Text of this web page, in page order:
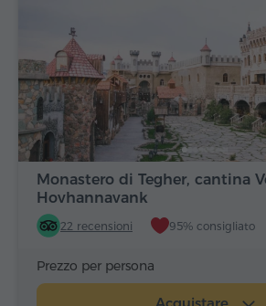
Monastero di Tegher, cantina
Hovhannavank
22 recensioni 95% consigliato
Prezzo per persona